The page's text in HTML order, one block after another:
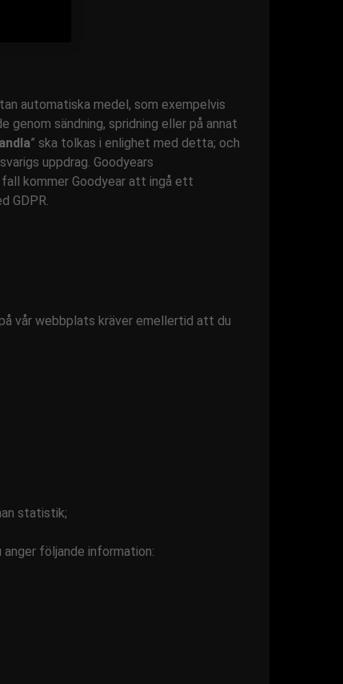
automatiska medel, som exempelvis
genom sändning, spridning eller på annat
” ska tolkas i enlighet med detta; och
uppdrag. Goodyears
kommer Goodyear att ingå ett
GDPR.
vår webbplats kräver emellertid att du
statistik;
följande information: